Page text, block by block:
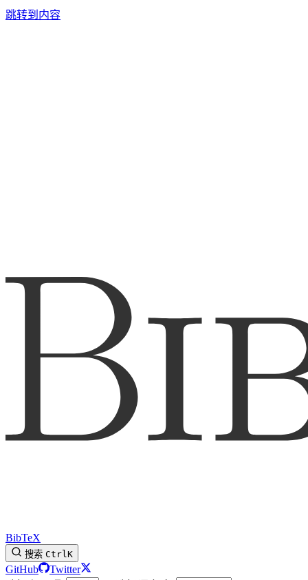
跳转到内容
BibTeX
搜索 CtrlK
GitHub
Twitter